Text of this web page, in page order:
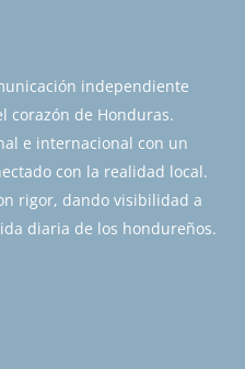
independiente
corazón de Honduras.
e internacional con un
con la realidad local.
rigor, dando visibilidad a
diaria de los hondureños.